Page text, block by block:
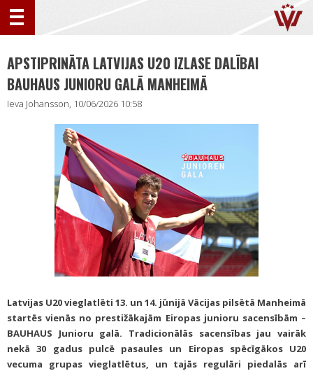
APSTIPRINĀTA LATVIJAS U20 IZLASE DALĪBAI
BAUHAUS JUNIORU GALĀ MANHEIMĀ
Ieva Johansson, 10/06/2026 10:58
Latvijas U20 vieglatlēti 13. un 14. jūnijā Vācijas pilsētā Manheimā
startēs vienās no prestižākajām Eiropas junioru sacensībām –
BAUHAUS Junioru galā. Tradicionālās sacensības jau vairāk
nekā 30 gadus pulcē pasaules un Eiropas spēcīgākos U20
vecuma grupas vieglatlētus, un tajās regulāri piedalās arī